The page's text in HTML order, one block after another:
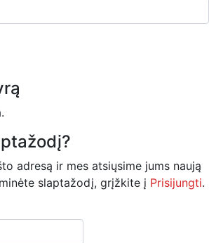
adresą ir mes atsiųsime jums naują
slaptažodį, grįžkite į Prisijungti.